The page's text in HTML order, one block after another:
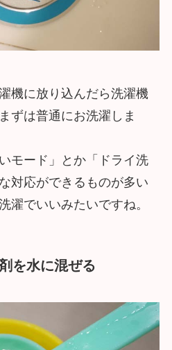
機に放り込んだら洗濯機
ずは普通にお洗濯しま
モード」とか「ドライ洗
対応ができるものが多い
濯でいいみたいですね。
を水に混ぜる